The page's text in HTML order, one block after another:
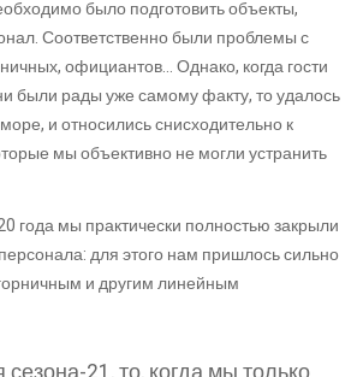
было подготовить объекты,
Соответственно были проблемы с
официантов… Однако, когда гости
были рады уже самому факту, то удалось
и относились снисходительно к
мы объективно не могли устранить
года мы практически полностью закрыли
для этого нам пришлось сильно
и другим линейным